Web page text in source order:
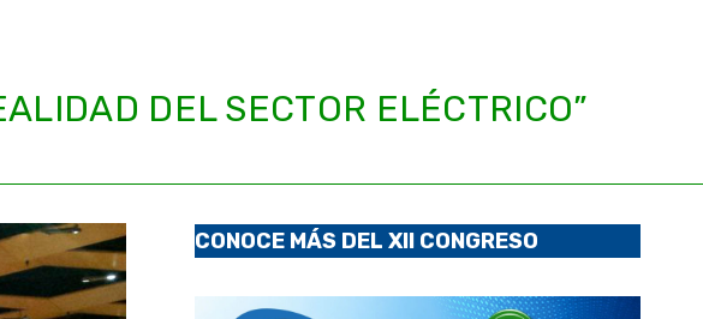
DEL SECTOR ELÉCTRICO”
CONOCE MÁS DEL XII CONGRESO